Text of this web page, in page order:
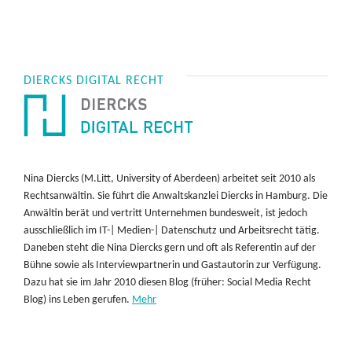
DIERCKS DIGITAL RECHT
Nina Diercks (M.Litt, University of Aberdeen) arbeitet seit 2010 als
Rechtsanwältin. Sie führt die Anwaltskanzlei Diercks in Hamburg. Die
Anwältin berät und vertritt Unternehmen bundesweit, ist jedoch
ausschließlich im IT-| Medien-| Datenschutz und Arbeitsrecht tätig.
Daneben steht die Nina Diercks gern und oft als Referentin auf der
Bühne sowie als Interviewpartnerin und Gastautorin zur Verfügung.
Dazu hat sie im Jahr 2010 diesen Blog (früher: Social Media Recht
Blog) ins Leben gerufen. Mehr